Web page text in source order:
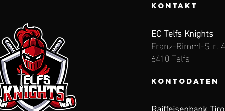
KONTAKT
EC Telfs Knights
Franz-Rimml-Str.
6410 Telfs
Kontodaten
Raiffeisenbank